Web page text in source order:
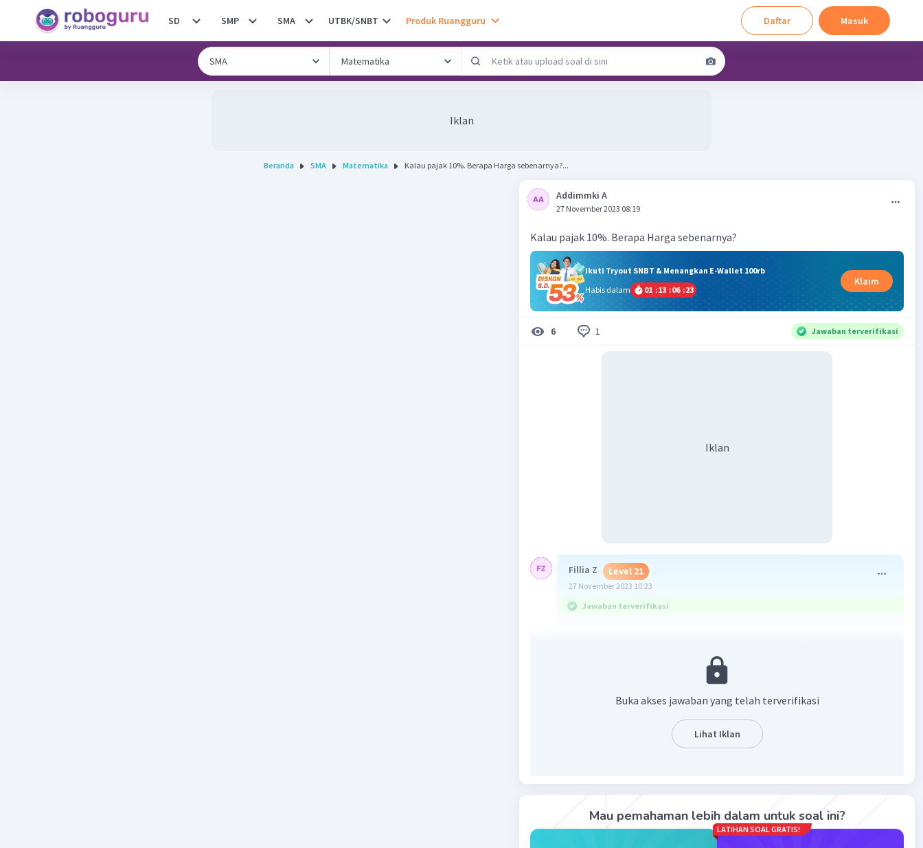
SD SMP SMA UTBK/SNBT Produk Ruangguru Daftar Masuk
Iklan
Beranda SMA Matematika Kalau pajak 10%. Berapa Harga sebenarnya?...
Addimmki A
27 November 2023 08:19
Kalau pajak 10%. Berapa Harga sebenarnya?
Ikuti Tryout SNBT & Menangkan E-Wallet 100rb
Habis dalam
01 :13 :06 :22
Klaim
6 1 Jawaban terverifikasi
Iklan
Fillia Z Level 21
27 November 2023 10:23
Jawaban terverifikasi
terlebih dahulu berapa besar pajak yang dikenakan. Jika pajak yang
dikenakan adalah 10%, maka rumus untuk menghitung harga
sebenarnya adalah sebagai berikut:
Harga Sebenarnya = Harga Jual / ( 1 + 10/100 )
Buka akses jawaban yang telah terverifikasi
Lihat Iklan
Mau pemahaman lebih dalam untuk soal ini?
LATIHAN SOAL GRATIS!